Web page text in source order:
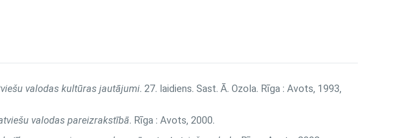
valodas kultūras jautājumi. 27. laidiens. Sast. Ā. Ozola. Rīga : Avots, 1993,
valodas pareizrakstībā. Rīga : Avots, 2000.